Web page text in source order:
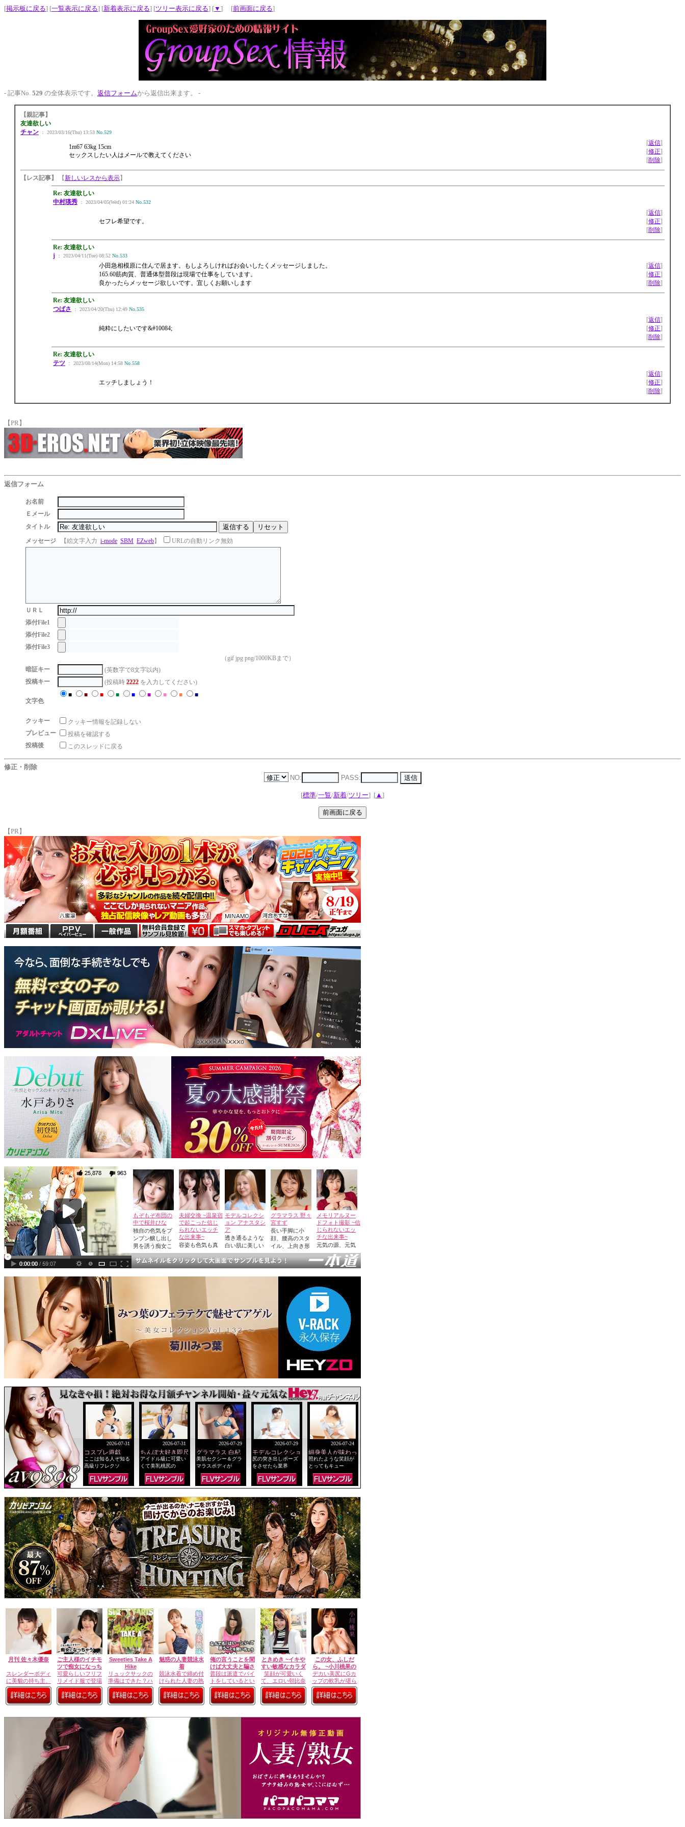
[掲示板に戻る] [一覧表示に戻る] [新着表示に戻る] [ツリー表示に戻る] [▼ ] [前画面に戻る]
- 記事No. 529 の全体表示です。 返信フォームから返信出来ます。 -
【親記事】
友達欲しい
チャン ： 2023/03/16(Thu) 13:53 No.529
1m67 63kg 15cm
セックスしたい人はメールで教えてください
[返信]
[修正]
[削除]
【レス記事】 【新しいレスから表示】
Re: 友達欲しい
中村瑛秀 ： 2023/04/05(Wed) 01:24 No.532
セフレ希望です。
[返信]
[修正]
[削除]
Re: 友達欲しい
j ： 2023/04/11(Tue) 08:52 No.533
小田急相模原に住んで居ます。もしよろしければお会いしたくメッセージしました。
165.60筋肉質、普通体型普段は現場で仕事をしています。
良かったらメッセージ欲しいです。宜しくお願いします
[返信]
[修正]
[削除]
Re: 友達欲しい
つばさ
： 2023/04/20(Thu) 12:49 No.535
純粋にしたいです&#10084;
[返信]
[修正]
[削除]
Re: 友達欲しい
テツ ： 2023/08/14(Mon) 14:58 No.558
エッチしましょう！
[返信]
[修正]
[削除]
【PR】
返信フォーム
お名前
Ｅメール
タイトル
メッセージ
【絵文字入力 i-mode SBM EZweb】 URLの自動リンク無効
ＵＲＬ
添付File1
添付File2
添付File3
（gif jpg png/1000KBまで）
暗証キー
(英数字で8文字以内)
投稿キー
(投稿時 2222 を入力してください)
文字色
■ ■ ■ ■ ■ ■ ■ ■ ■
クッキー
クッキー情報を記録しない
プレビュー
投稿を確認する
投稿後
このスレッドに戻る
修正・削除
NO:
PASS:
[標準/一覧/新着/ツリー] [▲ ]
【PR】